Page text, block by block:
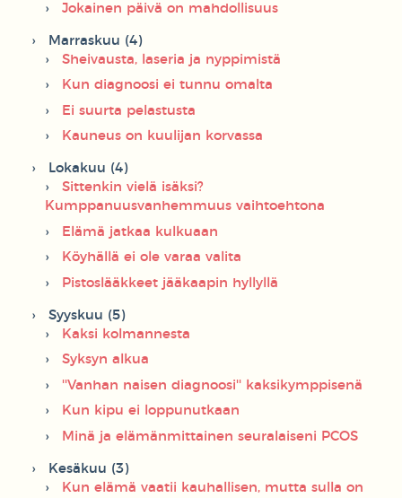
Jokainen päivä on mahdollisuus
Marraskuu (4)
Sheivausta, laseria ja nyppimistä
Kun diagnoosi ei tunnu omalta
Ei suurta pelastusta
Kauneus on kuulijan korvassa
Lokakuu (4)
Sittenkin vielä isäksi?
Kumppanuusvanhemmuus vaihtoehtona
Elämä jatkaa kulkuaan
Köyhällä ei ole varaa valita
Pistoslääkkeet jääkaapin hyllyllä
Syyskuu (5)
Kaksi kolmannesta
Syksyn alkua
''Vanhan naisen diagnoosi'' kaksikymppisenä
Kun kipu ei loppunutkaan
Minä ja elämänmittainen seuralaiseni PCOS
Kesäkuu (3)
Kun elämä vaatii kauhallisen, mutta sulla on